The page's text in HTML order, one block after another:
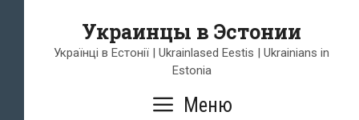
содержимому
Украинцы в Эстонии
Українці в Естонії | Ukrainlased Eestis | Ukrainians in
Estonia
Меню